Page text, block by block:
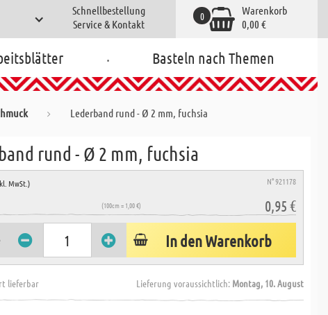
Schnellbestellung
Service & Kontakt
Warenkorb
0,00 €
0
. Basteln nach Themen
Lederband rund - Ø 2 mm, fuchsia
rund - Ø 2 mm, fuchsia
MwSt.) N° 921178
(100cm = 1,00 €) 0,95 €
In den Warenkorb
lieferbar Lieferung voraussichtlich: Montag, 10. August